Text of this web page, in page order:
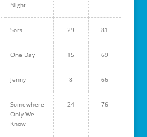
Night
Sors 29 81
One Day 15 69
Jenny 8 66
Somewhere
Only We
Know
24 76